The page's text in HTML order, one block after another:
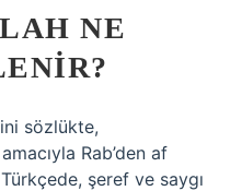
NE
sözlükte,
Rab’den af
şeref ve saygı